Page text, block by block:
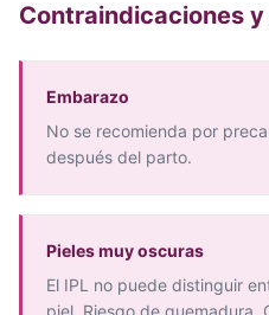
Contraindicaciones
Embarazo
No se recomienda por
después del parto.
Pieles muy oscuras
El IPL no puede distinguir
piel. Riesgo de quemadura.